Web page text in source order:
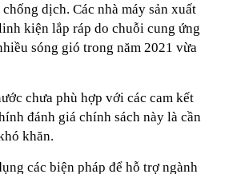
dịch. Các nhà máy sản xuất
kiện lắp ráp do chuỗi cung ứng
sóng gió trong năm 2021 vừa
chưa phù hợp với các cam kết
đánh giá chính sách này là cần
khăn.
các biện pháp để hỗ trợ ngành